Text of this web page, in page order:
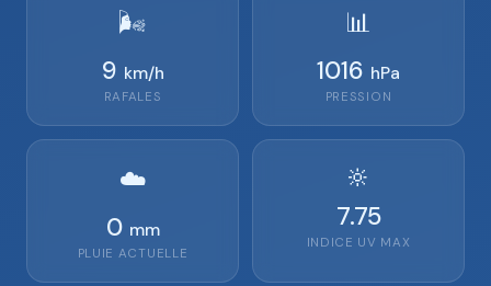
🌬️
9 km/h
RAFALES
📊
1016 hPa
PRESSION
☁️
0 mm
PLUIE ACTUELLE
🔆
7.75
INDICE UV MAX